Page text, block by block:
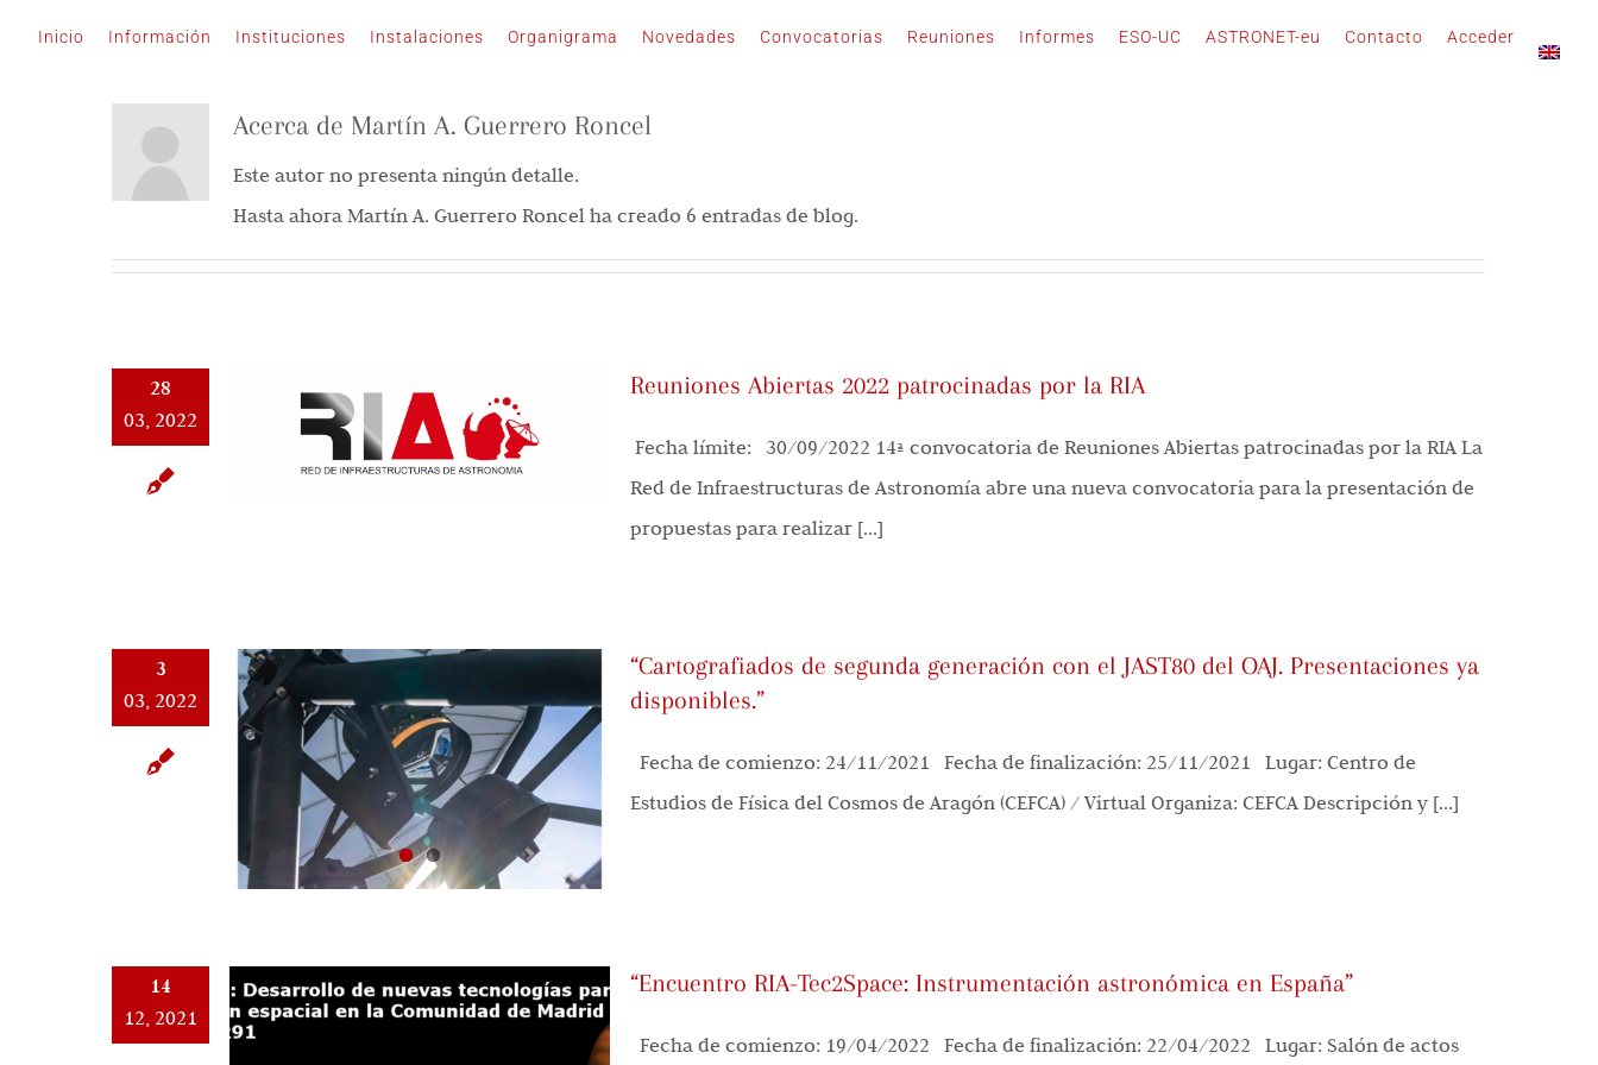
Inicio Información Instituciones Instalaciones Organigrama Novedades Convocatorias Reuniones Informes ESO-UC ASTRONET-eu Contacto Acceder
Acerca de Martín A. Guerrero Roncel
Este autor no presenta ningún detalle.
Hasta ahora Martín A. Guerrero Roncel ha creado 6 entradas de blog.
28
03, 2022
Reuniones Abiertas 2022 patrocinadas por la RIA
Fecha límite: 30/09/2022 14ª convocatoria de Reuniones Abiertas patrocinadas por la RIA La
Red de Infraestructuras de Astronomía abre una nueva convocatoria para la presentación de
propuestas para realizar [...]
3
03, 2022
“Cartografiados de segunda generación con el JAST80 del OAJ. Presentaciones ya
disponibles.”
Fecha de comienzo: 24/11/2021 Fecha de finalización: 25/11/2021 Lugar: Centro de
Estudios de Física del Cosmos de Aragón (CEFCA) / Virtual Organiza: CEFCA Descripción y [...]
14
12, 2021
“Encuentro RIA-Tec2Space: Instrumentación astronómica en España”
Fecha de comienzo: 19/04/2022 Fecha de finalización: 22/04/2022 Lugar: Salón de actos